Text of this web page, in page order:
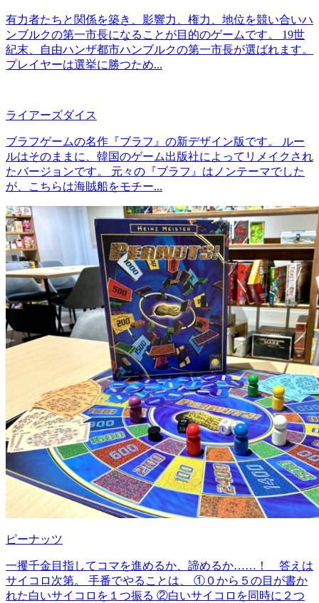
有力者たちと関係を築き、影響力、権力、地位を競い合いハ
ンブルクの第一市長になることが目的のゲームです。 19世
紀末、自由ハンザ都市ハンブルクの第一市長が選ばれます。
プレイヤーは選挙に勝つため...
ライアーズダイス
ブラフゲームの名作『ブラフ』の新デザイン版です。 ルー
ルはそのままに、韓国のゲーム出版社によってリメイクされ
たバージョンです。 元々の『ブラフ』はノンテーマでした
が、こちらは海賊船をモチー...
ピーナッツ
一攫千金目指してコマを進めるか、諦めるか……！ 答えは
サイコロ次第。 手番でやることは、 ①０から５の目が書か
れた白いサイコロを１つ振る ②白いサイコロを同時に２つ